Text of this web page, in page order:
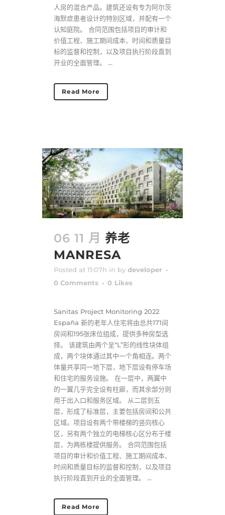
人房的混合产品。建筑还设有专为阿尔茨
海默症患者设计的特别区域，并配有一个
认知庭院。 合同范围包括项目的审计和
价值工程、施工期间成本、时间和质量目
标的监督和控制，以及项目执行阶段直到
开业的全面管理。 ...
Read More
06 11 月 养老
MANRESA
Posted at 11:07h in by developer
0 Comments
0 Likes
Sanitas Project Monitoring 2022
España 新的老年人住宅将由总共171间
房间和195张床位组成，提供多种房型选
择。 该建筑由两个呈“L”形的线性块体组
成，两个块体通过其中一个角相连。两个
体量共享同一地下层，地下层设有停车场
和住宅的服务设施。 在一层中，两翼中
的一翼几乎完全设有柱廊，而其余部分则
用于出入口和服务区域。 从二层到五
层，形成了标准层，主要包括房间和公共
区域。项目设有两个带楼梯的竖向核心
区，另有两个独立的电梯核心区分布于楼
层，为两栋楼提供服务。 合同范围包括
项目的审计和价值工程、施工期间成本、
时间和质量目标的监督和控制，以及项目
执行阶段直到开业的全面管理。 ...
Read More